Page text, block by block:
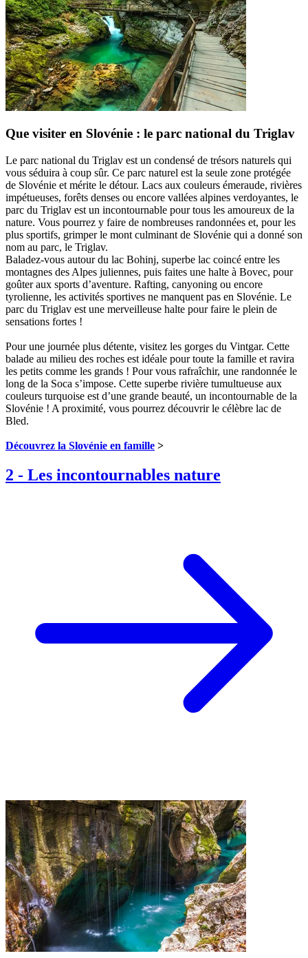
Que visiter en Slovénie : le parc national du Triglav
Le parc national du Triglav est un condensé de trésors naturels qui
vous séduira à coup sûr. Ce parc naturel est la seule zone protégée
de Slovénie et mérite le détour. Lacs aux couleurs émeraude, rivières
impétueuses, forêts denses ou encore vallées alpines verdoyantes, le
parc du Triglav est un incontournable pour tous les amoureux de la
nature. Vous pourrez y faire de nombreuses randonnées et, pour les
plus sportifs, grimper le mont culminant de Slovénie qui a donné son
nom au parc, le Triglav.
Baladez-vous autour du lac Bohinj, superbe lac coincé entre les
montagnes des Alpes juliennes, puis faites une halte à Bovec, pour
goûter aux sports d’aventure. Rafting, canyoning ou encore
tyrolienne, les activités sportives ne manquent pas en Slovénie. Le
parc du Triglav est une merveilleuse halte pour faire le plein de
sensations fortes !
Pour une journée plus détente, visitez les gorges du Vintgar. Cette
balade au milieu des roches est idéale pour toute la famille et ravira
les petits comme les grands ! Pour vous rafraîchir, une randonnée le
long de la Soca s’impose. Cette superbe rivière tumultueuse aux
couleurs turquoise est d’une grande beauté, un incontournable de la
Slovénie ! A proximité, vous pourrez découvrir le célèbre lac de
Bled.
Découvrez la Slovénie en famille >
2 - Les incontournables nature